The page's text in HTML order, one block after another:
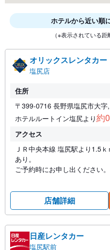
ホテルから近い順
（※表示されている
オリックスレンタカー
塩尻店
住所
〒399-0716 長野県塩尻市大字
ホテルルートイン塩尻より約
アクセス
ＪＲ中央本線 塩尻駅より1.5
あり。
ご予約時にお申し出ください。
店舗詳細
日産レンタカー
塩尻駅前